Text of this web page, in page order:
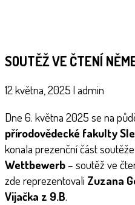
SOUTĚŽ VE ČTENÍ
12 května, 2025 | admin
Dne 6. května 2025 se na
přírodovědecké fakulty
konala prezenční část soutěže
Wettbewerb – soutěž ve
zde reprezentovali Zuzana
Vijačka z 9.B.